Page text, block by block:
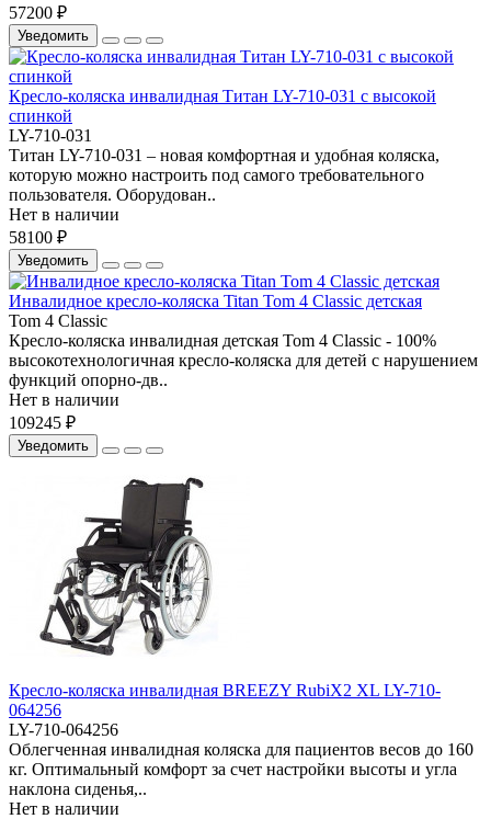
57200 ₽
Уведомить
Кресло-коляска инвалидная Титан LY-710-031 с высокой
спинкой
LY-710-031
Титан LY-710-031 – новая комфортная и удобная коляска,
которую можно настроить под самого требовательного
пользователя. Оборудован..
Нет в наличии
58100 ₽
Уведомить
Инвалидное кресло-коляска Titan Tom 4 Classic детская
Tom 4 Classic
Кресло-коляска инвалидная детская Tom 4 Classic - 100%
высокотехнологичная кресло-коляска для детей с нарушением
функций опорно-дв..
Нет в наличии
109245 ₽
Уведомить
Кресло-коляска инвалидная BREEZY RubiX2 XL LY-710-
064256
LY-710-064256
Облегченная инвалидная коляска для пациентов весов до 160
кг. Оптимальный комфорт за счет настройки высоты и угла
наклона сиденья,..
Нет в наличии